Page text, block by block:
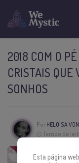
2018 COM O
CRISTAIS QUE
SONHOS
Por HELOÍSA
Tempo de
Esta página